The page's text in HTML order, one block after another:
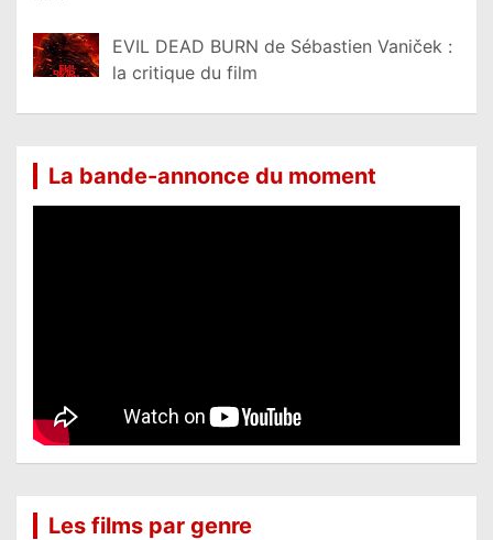
EVIL DEAD BURN de Sébastien Vaniček :
la critique du film
La bande-annonce du moment
Les films par genre